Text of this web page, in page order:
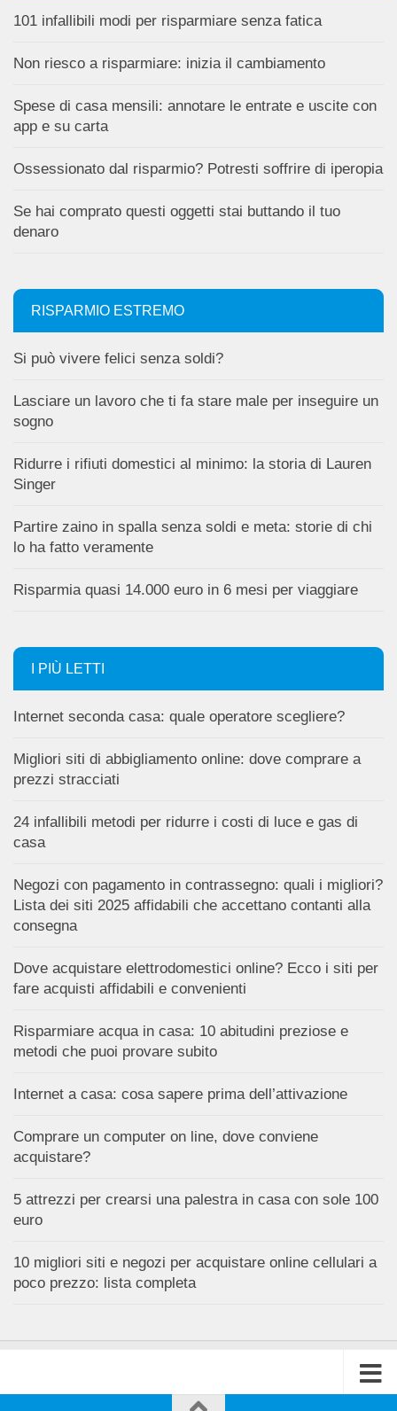
101 infallibili modi per risparmiare senza fatica
Non riesco a risparmiare: inizia il cambiamento
Spese di casa mensili: annotare le entrate e uscite con
app e su carta
Ossessionato dal risparmio? Potresti soffrire di iperopia
Se hai comprato questi oggetti stai buttando il tuo
denaro
RISPARMIO ESTREMO
Si può vivere felici senza soldi?
Lasciare un lavoro che ti fa stare male per inseguire un
sogno
Ridurre i rifiuti domestici al minimo: la storia di Lauren
Singer
Partire zaino in spalla senza soldi e meta: storie di chi
lo ha fatto veramente
Risparmia quasi 14.000 euro in 6 mesi per viaggiare
I PIÙ LETTI
Internet seconda casa: quale operatore scegliere?
Migliori siti di abbigliamento online: dove comprare a
prezzi stracciati
24 infallibili metodi per ridurre i costi di luce e gas di
casa
Negozi con pagamento in contrassegno: quali i migliori?
Lista dei siti 2025 affidabili che accettano contanti alla
consegna
Dove acquistare elettrodomestici online? Ecco i siti per
fare acquisti affidabili e convenienti
Risparmiare acqua in casa: 10 abitudini preziose e
metodi che puoi provare subito
Internet a casa: cosa sapere prima dell’attivazione
Comprare un computer on line, dove conviene
acquistare?
5 attrezzi per crearsi una palestra in casa con sole 100
euro
10 migliori siti e negozi per acquistare online cellulari a
poco prezzo: lista completa